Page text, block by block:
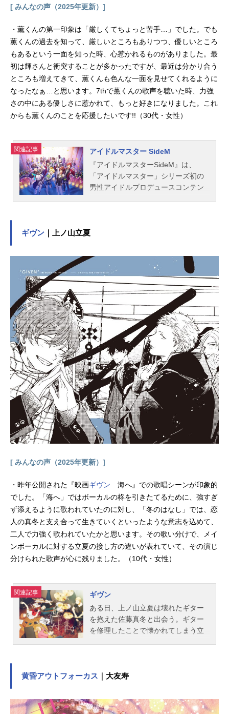
[ みんなの声（2025年更新）]
・薫くんの第一印象は「厳しくてちょっと苦手…」でした。でも
薫くんの過去を知って、厳しいところもありつつ、優しいところ
もあるという一面を知った時、心惹かれるものがありました。最
初は輝さんと衝突することが多かったですが、最近は分かり合う
ところも増えてきて、薫くんも色んな一面を見せてくれるように
なったなぁ…と思います。7thで薫くんの歌声を聴いた時、力強
さの中にある優しさに惹かれて、もっと好きになりました。これ
からも薫くんのことを応援したいです!!（30代・女性）
関連記事
アイドルマスター SideM
『アイドルマスターSideM』は、
「アイドルマスター」シリーズ初の
男性アイドルプロデュースコンテン
記事をご紹介！
ギヴン ｜上ノ山立夏
[ みんなの声（2025年更新）]
・昨年公開された『映画ギヴン 海へ』での歌唱シーンが印象的
でした。「海へ」ではボーカルの柊を引きたてるために、強すぎ
ず添えるように歌われていたのに対し、「冬のはなし」では、恋
人の真冬と支え合って生きていくといったような意志を込めて、
二人で力強く歌われていたかと思います。その歌い分けで、メイ
ンボーカルに対する立夏の接し方の違いが表れていて、その演じ
分けられた歌声が心に残りました。（10代・女性）
関連記事
ギヴン
ある日、上ノ山立夏は壊れたギター
を抱えた佐藤真冬と出会う。ギター
を修理したことで懐かれてしまう立
自分のバンドに誘い、2人の距離は変
ることが苦手だという真冬は、過去
に囚われているようで――。作品名
黄昏アウトフォーカス ｜大友寿